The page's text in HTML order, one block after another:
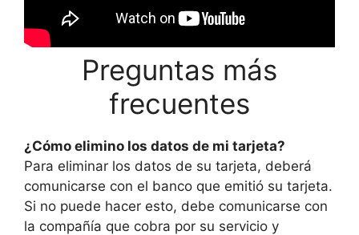
Preguntas más
frecuentes
¿Cómo elimino los datos de mi tarjeta?
Para eliminar los datos de su tarjeta, deberá
comunicarse con el banco que emitió su tarjeta.
Si no puede hacer esto, debe comunicarse con
la compañía que cobra por su servicio y